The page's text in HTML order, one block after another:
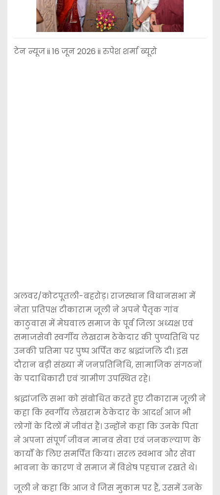
टेन न्यूज ii 16 जून 2026 ii रुपेश शर्मा ब्यूरो
अलवर/कोटपूतली-बहरोड़। राजस्थान विधानसभा में
नेता प्रतिपक्ष टीकाराम जूली ने अपने पैतृक गांव
काठुवास में मेघवाल समाज के पूर्व जिला अध्यक्ष एवं
समाजसेवी स्वर्गीय लेखराम ठेकेदार की पुण्यतिथि पर
उनकी प्रतिमा पर पुष्प अर्पित कर श्रद्धांजलि दी। इस
दौरान बड़ी संख्या में जनप्रतिनिधि, सामाजिक संगठनों
के पदाधिकारी एवं ग्रामीण उपस्थित रहे।
श्रद्धांजलि सभा को संबोधित करते हुए टीकाराम जूली ने
कहा कि स्वर्गीय लेखराम ठेकेदार के आदर्श आज भी
लोगों के दिलों में जीवंत हैं। उन्होंने कहा कि उनके पिता
ने अपना संपूर्ण जीवन मानव सेवा एवं जनकल्याण के
कार्यों के लिए समर्पित किया। सरल स्वभाव और सेवा
भावना के कारण वे समाज में विशेष पहचान रखते थे।
जूली ने कहा कि आज वे जिस मुकाम पर हैं, उसमें उनके